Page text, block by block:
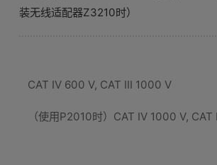
装无线适配器Z3210时）
CAT IV 600 V, CAT III 1000 V
（使用P2010时）CAT IV 1000 V,